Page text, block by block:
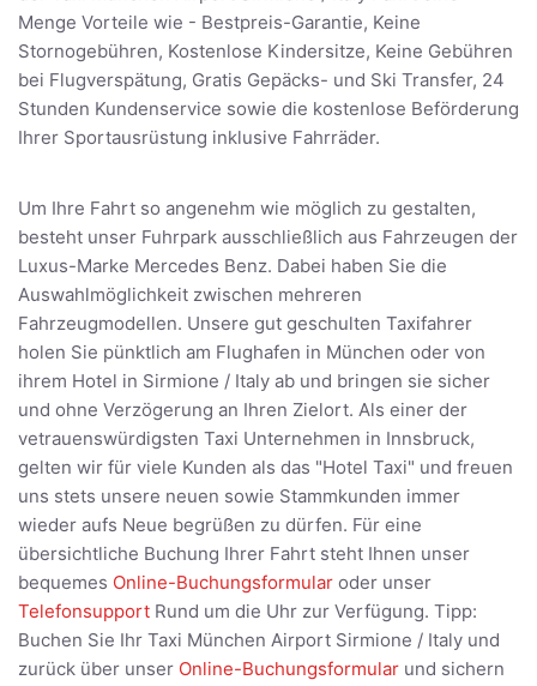
Menge Vorteile wie - Bestpreis-Garantie, Keine
Stornogebühren, Kostenlose Kindersitze, Keine Gebühren
bei Flugverspätung, Gratis Gepäcks- und Ski Transfer, 24
Stunden Kundenservice sowie die kostenlose Beförderung
Ihrer Sportausrüstung inklusive Fahrräder.
Um Ihre Fahrt so angenehm wie möglich zu gestalten,
besteht unser Fuhrpark ausschließlich aus Fahrzeugen der
Luxus-Marke Mercedes Benz. Dabei haben Sie die
Auswahlmöglichkeit zwischen mehreren
Fahrzeugmodellen. Unsere gut geschulten Taxifahrer
holen Sie pünktlich am Flughafen in München oder von
ihrem Hotel in Sirmione / Italy ab und bringen sie sicher
und ohne Verzögerung an Ihren Zielort. Als einer der
vetrauenswürdigsten Taxi Unternehmen in Innsbruck,
gelten wir für viele Kunden als das "Hotel Taxi" und freuen
uns stets unsere neuen sowie Stammkunden immer
wieder aufs Neue begrüßen zu dürfen. Für eine
übersichtliche Buchung Ihrer Fahrt steht Ihnen unser
bequemes Online-Buchungsformular oder unser
Telefonsupport Rund um die Uhr zur Verfügung. Tipp:
Buchen Sie Ihr Taxi München Airport Sirmione / Italy und
zurück über unser Online-Buchungsformular und sichern